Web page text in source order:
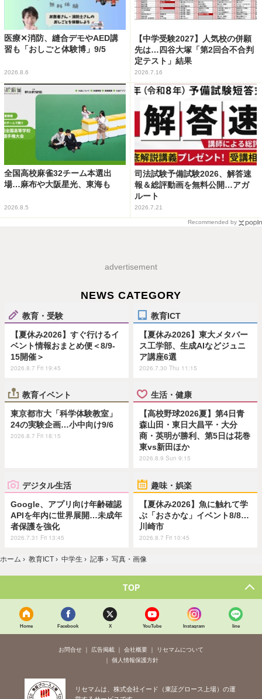
医療✕消防、縫合デモやAED講
習も「おしごと体験博」9/5
2026.8.6
【中学受験2027】人気校の併願
先は…四谷大塚「第2回合不合判
定テスト」結果
2026.7.16
全国高校麻雀32チーム本選出
場…麻布や大阪星光、東海も
2026.8.5
司法試験予備試験2026、解答速
報＆総評動画を無料公開…アガ
ルート
2026.7.21
Recommended by
advertisement
NEWS CATEGORY
教育・受験
【夏休み2026】すぐ行けるイ
ベント情報おまとめ便＜8/9-
15開催＞
2026.8.7 Fri 19:45
教育ICT
【夏休み2026】東大メタバー
ス工学部、生成AIなどジュニ
ア講座6選
2026.7.30 Thu 11:15
教育イベント
東京都市大「科学体験教室」
24の実験企画…小中向け9/6
2026.8.7 Fri 18:15
生活・健康
【高校野球2026夏】第4日青
森山田・東日大昌平・大分
商・英明が勝利、第5日は花巻
東vs新田ほか
2026.8.9 Sun 9:15
デジタル生活
Google、アプリ向け年齢確認
APIを年内に世界展開…未成年
者保護を強化
2026.7.31 Fri 13:45
趣味・娯楽
【夏休み2026】魚に触れて学
ぶ「おさかな」イベント8/8…
川崎市
2026.8.7 Fri 10:45
ホーム › 教育ICT › 中学生 › 記事 › 写真・画像
TOP
Home Facebook X YouTube Instagram line
お問合せ 広告掲載 会社概要
リセマムについて
個人情報保護方針
リセマムは、株式会社イード（東証グロース上場）の運